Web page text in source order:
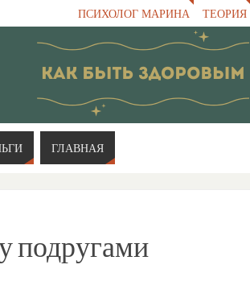
ПСИХОЛОГ МАРИНА ТЕОРИЯ
ГЛАВНАЯ
подругами